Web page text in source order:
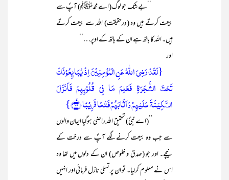
’’بے شک جو لوگ (اے محمدﷺ) آپؐ سے
بیعت کرتے ہیں وہ (درحقیقت) اللہ سے بیعت کرتے
ہیں۔ اللہ کا ہاتھ ہے ان کے ہاتھ کے اوپر…‘‘
اور
{لَقَدۡ رَضِیَ اللّٰہُ عَنِ الۡمُؤۡمِنِیۡنَ اِذۡ یُبَایِعُوۡنَکَ
تَحۡتَ الشَّجَرَۃِ فَعَلِمَ مَا فِیۡ قُلُوۡبِہِمۡ فَاَنۡزَلَ
السَّکِیۡنَۃَ عَلَیۡہِمۡ وَ اَثَابَہُمۡ فَتۡحًا قَرِیۡبًا ﴿ۙ۱۸﴾}
’’(اے نبیؐ) تحقیق اللہ راضی ہوگیا ایمان والوں
سے جب وہ بیعت کرنے لگے آپؐ سے درخت کے
نیچے۔ اور جو (صدق و خلوص) ان کے دلوں میں تھا وہ
اس نے معلوم کرلیا۔ تو ان پر تسلی نازل فرمائی اور انہیں